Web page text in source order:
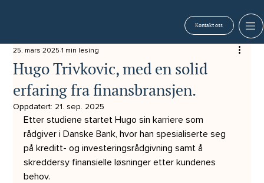
Kontakt oss
Hugo Trivkovic, med en solid
erfaring fra finansbransjen.
25. mars 2025 1 min lesing
Oppdatert: 21. sep. 2025
Etter studiene startet Hugo sin karriere som
rådgiver i Danske Bank, hvor han spesialiserte seg
på kreditt- og investeringsrådgivning samt å
skreddersy finansielle løsninger etter kundenes
behov.